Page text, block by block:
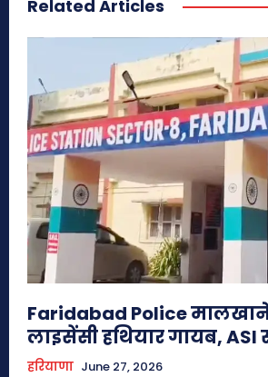
Related Articles
Faridabad Police
लाइसेंसी हथियार गायब, ASI
हरियाणा June 27, 2026